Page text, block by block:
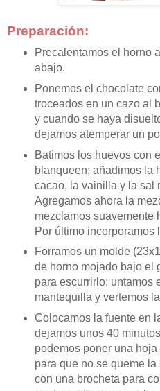
Preparación:
Precalentamos el horno
abajo.
Ponemos el chocolate
troceados en un cazo al
y cuando se haya
dejamos atemperar un
Batimos los huevos con
blanqueen; añadimos la
cacao, la vainilla y la sal
Agregamos ahora la
mezclamos suavemente
Por último incorporamos
Forramos un molde
de horno mojado bajo el
para escurrirlo; untamos
mantequilla y vertemos
Colocamos la fuente en
dejamos unos 40
podemos poner una
para que no se queme
con una brocheta para